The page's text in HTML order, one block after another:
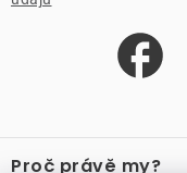
á
Proč právě my?